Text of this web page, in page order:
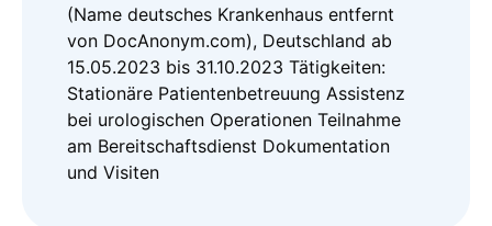
(Name deutsches Krankenhaus entfernt
von DocAnonym.com), Deutschland ab
15.05.2023 bis 31.10.2023 Tätigkeiten:
Stationäre Patientenbetreuung Assistenz
bei urologischen Operationen Teilnahme
am Bereitschaftsdienst Dokumentation
und Visiten